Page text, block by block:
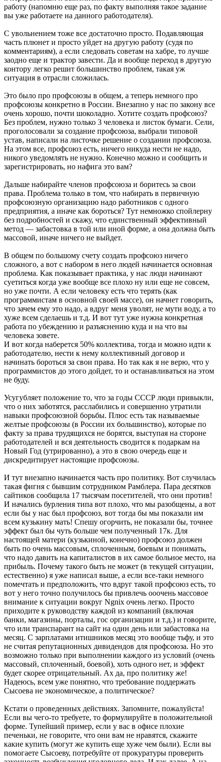
работу (напомню еще раз, по факту выполняя такое задание
вы уже работаете на данного работодателя).
С увольнением тоже все достаточно просто. Подавляющая
часть плюнет и просто уйдет на другую работу (судя по
комментариям), а если следовать советам на хабре, то лучше
заодно еще и трактор завести. Да и вообще переход в другую
контору легко решит большинство проблем, такая уж
ситуация в отрасли сложилась.
Это было про профсоюзы в общем, а теперь немного про
профсоюзы конкретно в России. Внезапно у нас по закону все
очень хорошо, почти шоколадно. Хотите создать профсоюз?
Без проблем, нужно только 3 человека и листок бумаги. Сели,
проголосовали за создание профсоюза, выбрали типовой
устав, написали на листочке решение о создании профсоюза.
На этом все, профсоюз есть, ничего никуда нести не надо,
никого уведомлять не нужно. Конечно можно и сообщить и
зарегистрировать, но нафига это вам?
Дальше набирайте членов профсоюза и боритесь за свои
права. Проблема только в том, что набирать в первичную
профсоюзную организацию надо работников с одного
предприятия, а иначе как бороться? Тут немножко спойлерну
без подробностей и скажу, что единственный эффективный
метод — забастовка в той или иной форме, а она должна быть
массовой, иначе ничего не выйдет.
В общем по большому счету создать профсоюз ничего
сложного, а вот с набором в него людей начинается основная
проблема. Как показывает практика, у нас люди начинают
суетиться когда уже вообще все плохо ну или еще не совсем,
но уже почти. А если человеку есть что терять (как
программистам в основной своей массе), он начнет говорить,
что зачем ему это надо, а вдруг меня уволят, не мути воду, а то
хуже всем сделаешь и т.д. И вот тут уже нужна конкретная
работа по убеждению и разъяснению куда и на что вы
человека зовете.
И вот когда наберется 50% коллектива, тогда и можно идти к
работодателю, нести к нему коллективный договор и
начинать бороться за свои права. Но так как я не верю, что у
программистов до этого дойдет, то и останавливаться на этом
не буду.
Усугубляет положение то, что за годы СССР люди привыкли,
что о них заботятся, расслабились и совершенно утратили
навыки профсоюзной борьбы. Плюс есть так называемые
желтые профсоюзы (в России их большинство), которые по
факту за права трудящихся не борятся, выступая на стороне
работодателей и вся деятельность сводится к подаркам на
Новый Год (утрированно), а это в свою очередь еще и
дискредитирует настоящие профсоюзы.
И тут внезапно начинается часть про политику. Вот случилась
такая фигня с бывшим сотрудником Рамблера. Пара десятков
сайтиков сообщила 17 тысячам посетителей, что они против!
И начались бурления типа вот плохо, что мы разобщены, а вот
если бы у нас был профсоюз, вот тогда бы мы показали им
всем кузькину мать! Спешу огорчить, не показали бы, точнее
эффект был бы чуть больше чем полученный 17к. Для
настоящей матери (кузькиной, конечно) профсоюз должен
быть по очень массовым, сплоченным, боевым и понимать,
что надо давить на капиталистов в их самое больное место, на
прибыль. Почему такого быть не может (в текущей ситуации,
естественно) я уже написал выше, а если все-таки немного
помечтать и предположить, что вдруг такой профсоюз есть, то
вот у него точно получилось бы привлечь ооочень массовое
внимание к ситуации вокруг Ngnix очень легко. Просто
приходите к руководству каждой из компаний (включая
банки, магазины, порталы, гос организации и т.д.) и говорите,
что или транспарант на сайт на один день или забастовка на
месяц. С зарплатами итишников месяц это вообще тьфу, и это
не считая репутационных дивидендов для профсоюза. Но это
возможно только при выполнении каждого из условий (очень
массовый, сплоченный, боевой), хоть одного нет, и эффект
будет скорее отрицательный. Ах да, про политику же!
Надеюсь, всем уже понятно, что требование поддержать
Сысоева не экономическое, а политическое?
Кстати о проведенных действиях. Запомните, пожалуйста!
Если вы чего-то требуете, то формулируйте в положительной
форме. Тупейший пример, если у вас в офисе плохие
печеньки, не говорите, что они вам не нравятся, скажите
какие купить (могут же купить еще хуже чем были). Если вы
помогаете Сысоеву, потребуйте от прокуратуры проверить